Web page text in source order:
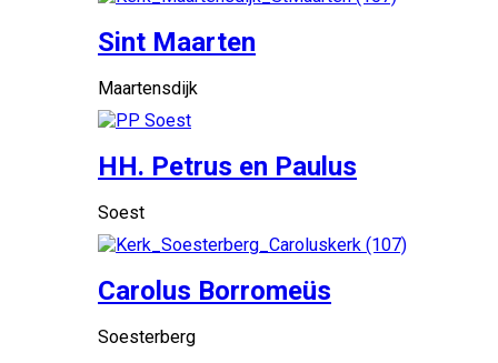
Sint Maarten
Maartensdijk
HH. Petrus en Paulus
Soest
Carolus Borromeüs
Soesterberg